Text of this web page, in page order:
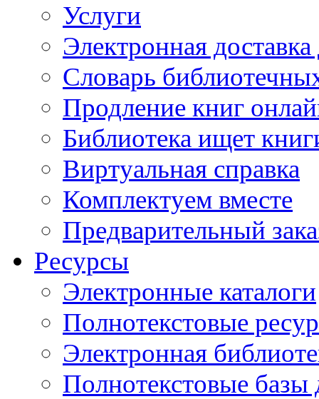
Услуги
Электронная
Словарь
Продление книг
Библиотека ищет
Виртуальная справка
Комплектуем вместе
Предварительный
Ресурсы
Электронные каталоги
Полнотекстовые
Электронная
Полнотекстовые